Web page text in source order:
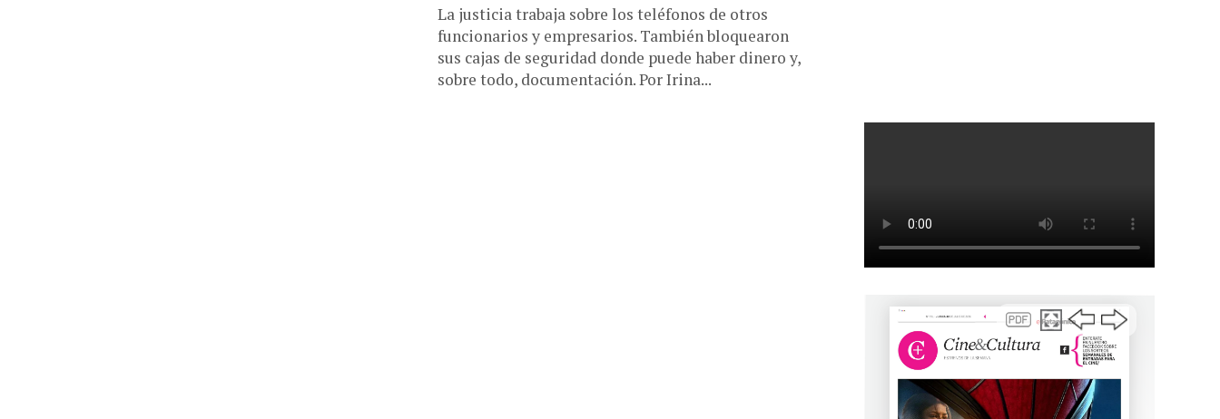
La justicia trabaja sobre los teléfonos de otros
funcionarios y empresarios. También bloquearon
sus cajas de seguridad donde puede haber dinero y,
sobre todo, documentación. Por Irina...